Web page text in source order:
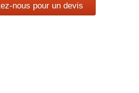
nous pour un devis